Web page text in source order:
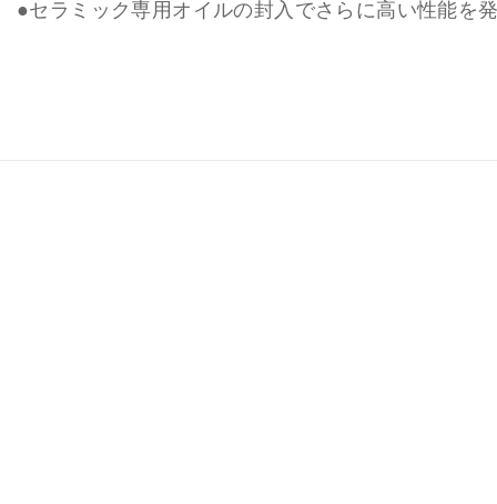
●セラミック専用オイルの封入でさらに高い性能を